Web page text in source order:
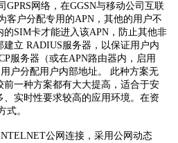
网络，在GGSN与移动公司互联
客户分配专用的APN，其他的用户不
SIM卡才能进入该APN，防止其他非
立 RADIUS服务器，以保证用户内
服务器（或在APN路由器内，启用
户分配用户内部地址。 此种方案无
一种方案都有大大提高，适合于安
实时性要求较高的应用环境。在资
式。
公网连接，采用公网动态